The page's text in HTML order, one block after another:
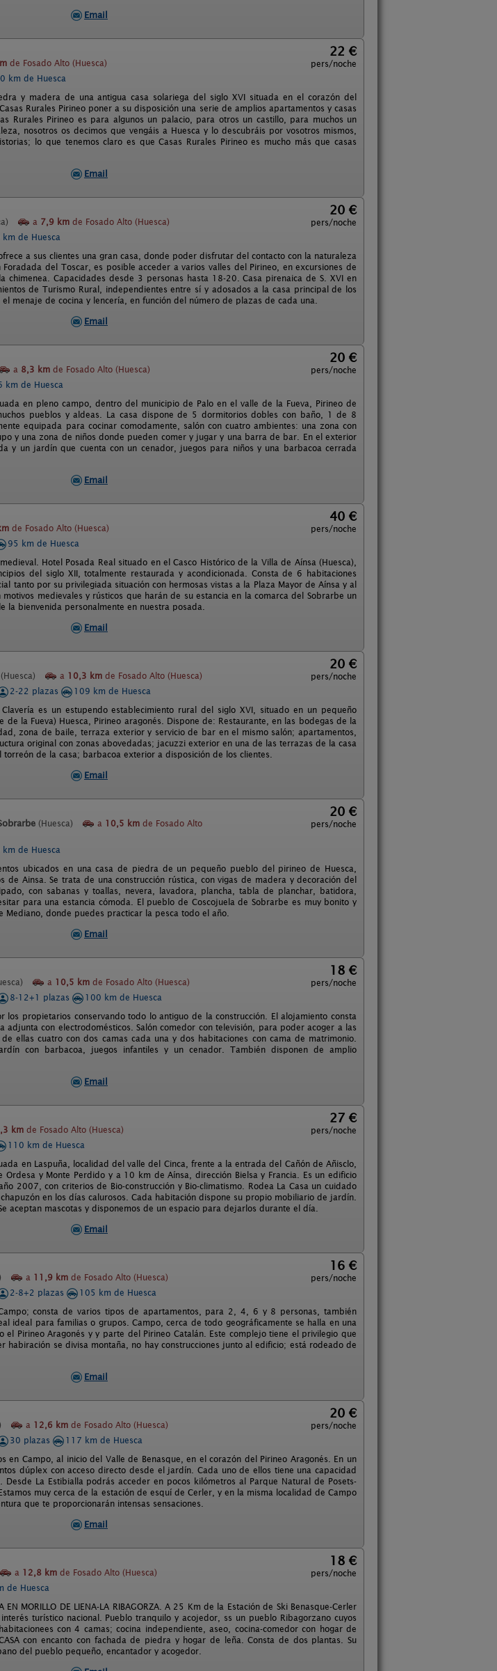
Email
de Fosado Alto (Huesca)
22 €
pers/noche
km de Huesca
y madera de una antigua casa solariega del siglo XVI situada en el corazón del
Rurales Pirineo poner a su disposición una serie de amplios apartamentos y casas
Rurales Pirineo es para algunos un palacio, para otros un castillo, para muchos un
nosotros os decimos que vengáis a Huesca y lo descubráis por vosotros mismos,
lo que tenemos claro es que Casas Rurales Pirineo es mucho más que casas
Email
a 7,9 km de Fosado Alto (Huesca)
20 €
pers/noche
km de Huesca
a sus clientes una gran casa, donde poder disfrutar del contacto con la naturaleza
del Toscar, es posible acceder a varios valles del Pirineo, en excursiones de
Capacidades desde 3 personas hasta 18-20. Casa pirenaica de S. XVI en
de Turismo Rural, independientes entre sí y adosados a la casa principal de los
menaje de cocina y lencería, en función del número de plazas de cada una.
Email
a 8,3 km de Fosado Alto (Huesca)
20 €
pers/noche
km de Huesca
en pleno campo, dentro del municipio de Palo en el valle de la Fueva, Pirineo de
pueblos y aldeas. La casa dispone de 5 dormitorios dobles con baño, 1 de 8
equipada para cocinar comodamente, salón con cuatro ambientes: una zona con
y una zona de niños donde pueden comer y jugar y una barra de bar. En el exterior
y un jardín que cuenta con un cenador, juegos para niños y una barbacoa cerrada
Email
de Fosado Alto (Huesca)
40 €
pers/noche
95 km de Huesca
Hotel Posada Real situado en el Casco Histórico de la Villa de Aínsa (Huesca),
del siglo XII, totalmente restaurada y acondicionada. Consta de 6 habitaciones
tanto por su privilegiada situación con hermosas vistas a la Plaza Mayor de Aínsa y al
medievales y rústicos que harán de su estancia en la comarca del Sobrarbe un
bienvenida personalmente en nuestra posada.
Email
(Huesca) a 10,3 km de Fosado Alto (Huesca)
20 €
pers/noche
2-22 plazas
109 km de Huesca
es un estupendo establecimiento rural del siglo XVI, situado en un pequeño
de la Fueva) Huesca, Pirineo aragonés. Dispone de: Restaurante, en las bodegas de la
zona de baile, terraza exterior y servicio de bar en el mismo salón; apartamentos,
original con zonas abovedadas; jacuzzi exterior en una de las terrazas de la casa
de la casa; barbacoa exterior a disposición de los clientes.
Email
(Huesca) a 10,5 km de Fosado Alto
20 €
pers/noche
km de Huesca
ubicados en una casa de piedra de un pequeño pueblo del pirineo de Huesca,
de Ainsa. Se trata de una construcción rústica, con vigas de madera y decoración del
con sabanas y toallas, nevera, lavadora, plancha, tabla de planchar, batidora,
para una estancia cómoda. El pueblo de Coscojuela de Sobrarbe es muy bonito y
donde puedes practicar la pesca todo el año.
Email
a 10,5 km de Fosado Alto (Huesca)
18 €
pers/noche
8-12+1 plazas
100 km de Huesca
propietarios conservando todo lo antiguo de la construcción. El alojamiento consta
adjunta con electrodomésticos. Salón comedor con televisión, para poder acoger a las
ellas cuatro con dos camas cada una y dos habitaciones con cama de matrimonio.
con barbacoa, juegos infantiles y un cenador. También disponen de amplio
Email
km de Fosado Alto (Huesca)
27 €
pers/noche
110 km de Huesca
en Laspuña, localidad del valle del Cinca, frente a la entrada del Cañón de Añisclo,
Ordesa y Monte Perdido y a 10 km de Aínsa, dirección Bielsa y Francia. Es un edificio
2007, con criterios de Bio-construcción y Bio-climatismo. Rodea La Casa un cuidado
en los días calurosos. Cada habitación dispone su propio mobiliario de jardín.
aceptan mascotas y disponemos de un espacio para dejarlos durante el día.
Email
a 11,9 km de Fosado Alto (Huesca)
16 €
pers/noche
2-8+2 plazas
105 km de Huesca
consta de varios tipos de apartamentos, para 2, 4, 6 y 8 personas, también
ideal para familias o grupos. Campo, cerca de todo geográficamente se halla en una
Pirineo Aragonés y y parte del Pirineo Catalán. Este complejo tiene el privilegio que
habiración se divisa montaña, no hay construcciones junto al edificio; está rodeado de
Email
a 12,6 km de Fosado Alto (Huesca)
20 €
pers/noche
30 plazas
117 km de Huesca
en Campo, al inicio del Valle de Benasque, en el corazón del Pirineo Aragonés. En un
dúplex con acceso directo desde el jardín. Cada uno de ellos tiene una capacidad
La Estibialla podrás acceder en pocos kilómetros al Parque Natural de Posets-
muy cerca de la estación de esquí de Cerler, y en la misma localidad de Campo
que te proporcionarán intensas sensaciones.
Email
a 12,8 km de Fosado Alto (Huesca)
18 €
pers/noche
de Huesca
EN MORILLO DE LIENA-LA RIBAGORZA. A 25 Km de la Estación de Ski Benasque-Cerler
turístico nacional. Pueblo tranquilo y acojedor, ss un pueblo Ribagorzano cuyos
con 4 camas; cocina independiente, aseo, cocina-comedor con hogar de
con encanto con fachada de piedra y hogar de leña. Consta de dos plantas. Su
del pueblo pequeño, encantador y acogedor.